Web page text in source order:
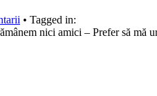
• Tagged in:
nici amici – Prefer să